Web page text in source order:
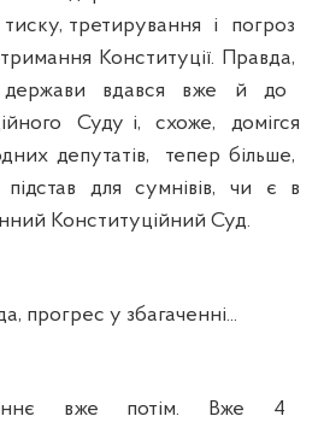
третирування і погроз
Конституції. Правда,
держави вдався вже й до
Суду і, схоже, домігся
депутатів, тепер більше,
для сумнівів, чи є в
Конституційний Суд.
прогрес у збагаченні...
вже потім. Вже 4